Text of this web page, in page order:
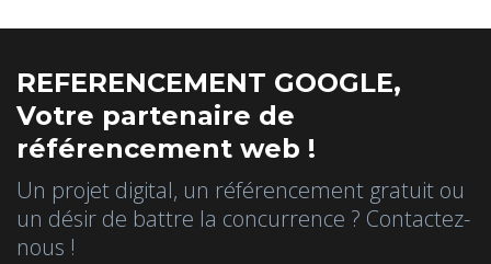
REFERENCEMENT GOOGLE,
Votre partenaire de
référencement web !
Un projet digital, un référencement gratuit ou
un désir de battre la concurrence ? Contactez-
nous !